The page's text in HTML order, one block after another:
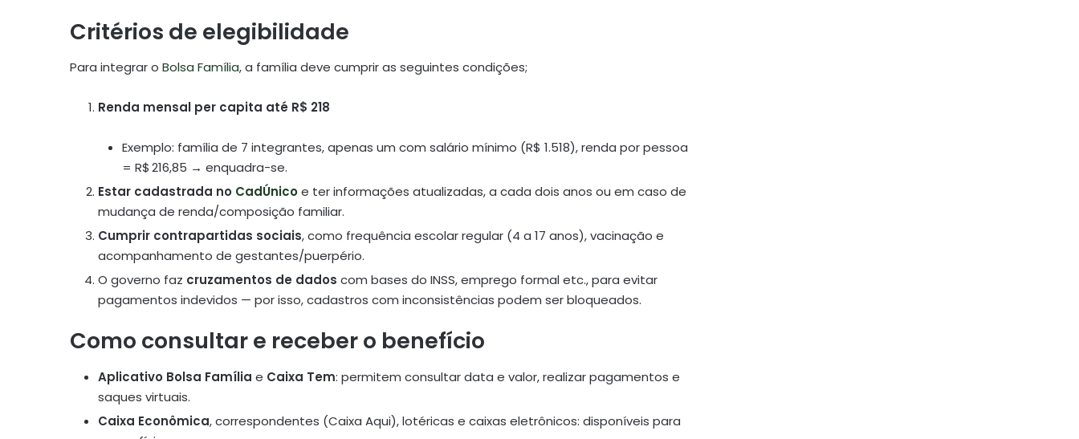
Critérios de elegibilidade
Para integrar o Bolsa Família, a família deve cumprir as seguintes condições;
Renda mensal per capita até R$ 218
Exemplo: família de 7 integrantes, apenas um com salário mínimo (R$ 1.518), renda por pessoa
= R$ 216,85 → enquadra-se.
Estar cadastrada no CadÚnicoe ter informações atualizadas, a cada dois anos ou em caso de
mudança de renda/composição familiar.
Cumprir contrapartidas sociais, como frequência escolar regular (4 a 17 anos), vacinação e
acompanhamento de gestantes/puerpério.
O governo faz cruzamentos de dados com bases do INSS, emprego formal etc., para evitar
pagamentos indevidos — por isso, cadastros com inconsistências podem ser bloqueados.
Como consultar e receber o benefício
Aplicativo Bolsa Família e Caixa Tem: permitem consultar data e valor, realizar pagamentos e
saques virtuais.
Caixa Econômica, correspondentes (Caixa Aqui), lotéricas e caixas eletrônicos: disponíveis para